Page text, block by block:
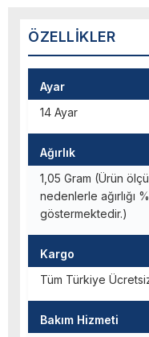
ÖZELLIKLER
Ayar
14 Ayar
Ağırlık
1,05 Gram (Ürün
nedenlerle ağırlığı
göstermektedir.)
Kargo
Tüm Türkiye
Bakım Hizmeti